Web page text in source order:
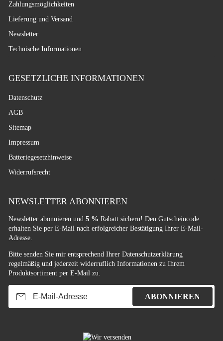
Zahlungsmöglichkeiten
Lieferung und Versand
Newsletter
Technische Informationen
GESETZLICHE INFORMATIONEN
Datenschutz
AGB
Sitemap
Impressum
Batteriegesetzhinweise
Widerrufsrecht
NEWSLETTER ABONNIEREN
Newsletter abonnieren und 5 % Rabatt sichern! Den Gutscheincode
erhalten Sie per E-Mail nach erfolgreicher Bestätigung Ihrer E-Mail-
Adresse.
Bitte senden Sie mir entsprechend Ihrer Datenschutzerklärung
regelmäßig und jederzeit widerruflich Informationen zu Ihrem
Produktsortiment per E-Mail zu.
ABONNIEREN